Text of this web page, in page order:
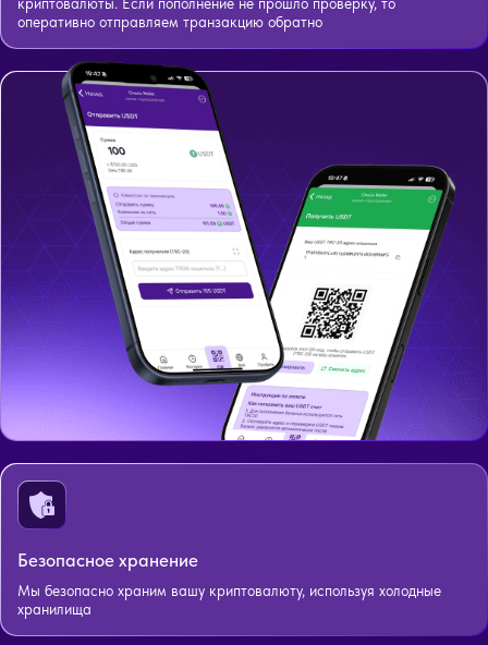
оперативно отправляем транзакцию обратно
Безопасное хранение
Мы безопасно храним вашу криптовалюту, используя холодные
хранилища